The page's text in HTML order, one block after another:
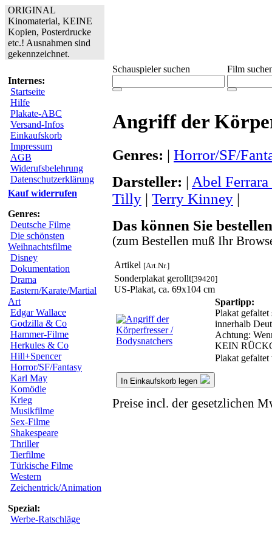
ORIGINAL
Kinomaterial, KEINE
Kopien, Posterdrucke
etc.! Ausnahmen sind
gekennzeichnet.
Internes:
Startseite
Hilfe
Plakate-ABC
Versand-Infos
Einkaufskorb
Impressum
AGB
Widerufsbelehrung
Datenschutzerklärung
Kauf widerrufen
Genres:
Deutsche Filme
Die schönsten
Weihnachtsfilme
Disney
Dokumentation
Drama
Eastern/Karate/Martial
Art
Edgar Wallace
Godzilla & Co
Hammer-Filme
Herkules & Co
Hill+Spencer
Horror/SF/Fantasy
Karl May
Komödie
Krieg
Musikfilme
Sex-Filme
Shakespeare
Thriller
Tierfilme
Türkische Filme
Western
Zeichentrick/Animation
Spezial:
Werbe-Ratschläge
Schauspieler suchen Film
Angriff der
Genres: | Horror/SF/
Darsteller: | Abel
Tilly | Terry Kinney |
Das können Sie
(zum Bestellen muß Ihr
Artikel [Art.Nr.]
Sonderplakat gerollt[39420]
US-Plakat, ca. 69x104 cm
Spartipp:
Plakat
innerhalb
Achtung:
KEIN
Plakat
In Einkaufskorb legen
Preise incl. der gesetzlichen